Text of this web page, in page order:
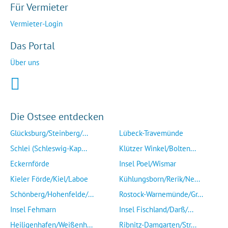
Für Vermieter
Vermieter-Login
Das Portal
Über uns
Die Ostsee entdecken
Glücksburg/Steinberg/...
Schlei (Schleswig-Kap...
Eckernförde
Kieler Förde/Kiel/Laboe
Schönberg/Hohenfelde/...
Insel Fehmarn
Heiligenhafen/Weißenh...
Lübeck-Travemünde
Klützer Winkel/Bolten...
Insel Poel/Wismar
Kühlungsborn/Rerik/Ne...
Rostock-Warnemünde/Gr...
Insel Fischland/Darß/...
Ribnitz-Damgarten/Str...